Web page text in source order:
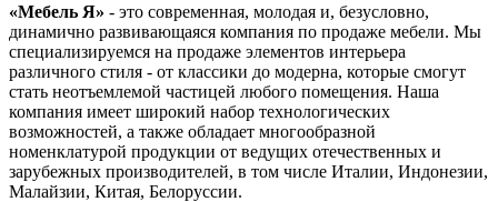
«Мебель Я» - это современная, молодая и, безусловно,
динамично развивающаяся компания по продаже мебели. Мы
специализируемся на продаже элементов интерьера
различного стиля - от классики до модерна, которые смогут
стать неотъемлемой частицей любого помещения. Наша
компания имеет широкий набор технологических
возможностей, а также обладает многообразной
номенклатурой продукции от ведущих отечественных и
зарубежных производителей, в том числе Италии, Индонезии,
Малайзии, Китая, Белоруссии.